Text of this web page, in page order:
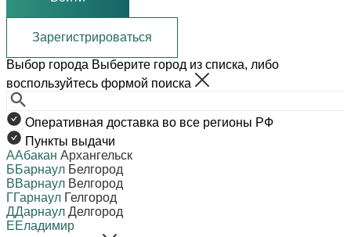
Зарегистрироваться
Выбор города Выберите город из списка, либо
воспользуйтесь формой поиска
Оперативная доставка во все регионы РФ
Пункты выдачи
ААбакан Архангельск
ББарнаул Белгород
ВВарнаул Велгород
ГГарнаул Гелгород
ДДарнаул Делгород
ЕЕладимир